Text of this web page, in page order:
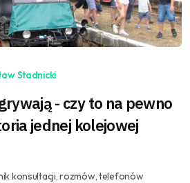
Stadnicki
- czy to na pewno
jednej kolejowej
konsultacji, rozmów, telefonów